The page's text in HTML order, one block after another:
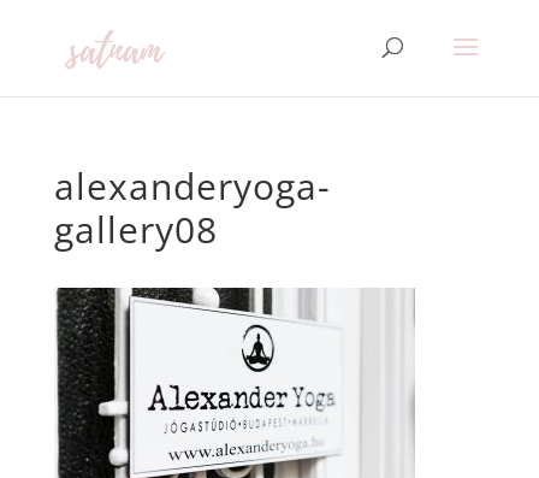
alexanderyoga-
gallery08